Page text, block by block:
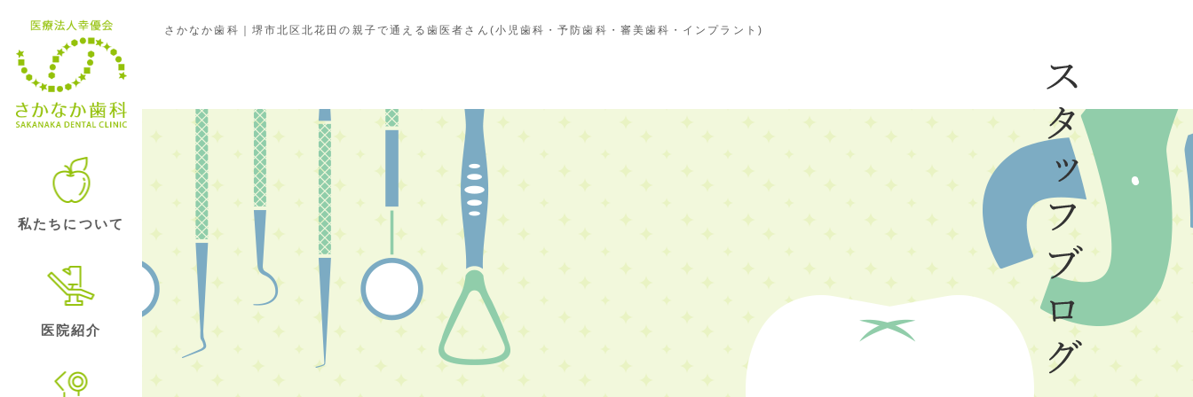
さかなか歯科｜堺市北区北花田の親子で通える歯医者さん(小児歯科・予防歯科・審美歯科・インプラント)
私たちについて
医院紹介
日常